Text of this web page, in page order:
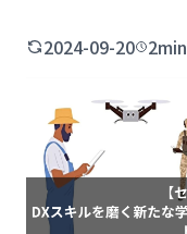
MVNO
スマート漁業
2024-09-20 2min